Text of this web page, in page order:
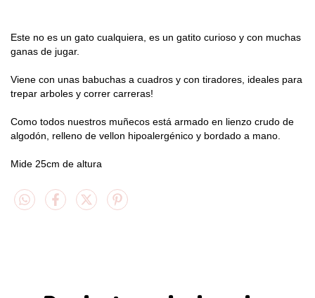
Este no es un gato cualquiera, es un gatito curioso y con muchas
ganas de jugar.
Viene con unas babuchas a cuadros y con tiradores, ideales para
trepar arboles y correr carreras!
Como todos nuestros muñecos está armado en lienzo crudo de
algodón, relleno de vellon hipoalergénico y bordado a mano.
Mide 25cm de altura